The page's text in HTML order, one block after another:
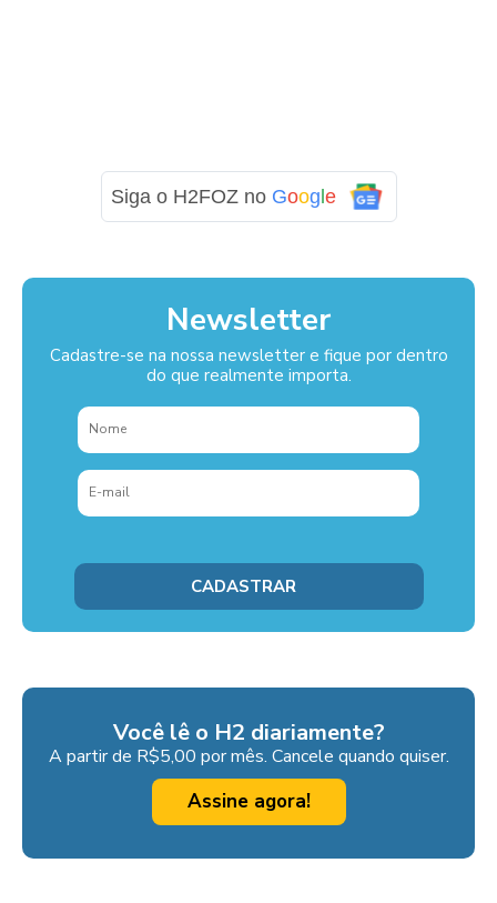
Siga o H2FOZ no Goog e
Newsletter
Cadastre-se na nossa newsletter e fique por dentro
do que realmente importa.
Você lê o H2 diariamente?
A partir de R$5,00 por mês. Cancele quando quiser.
Assine agora!